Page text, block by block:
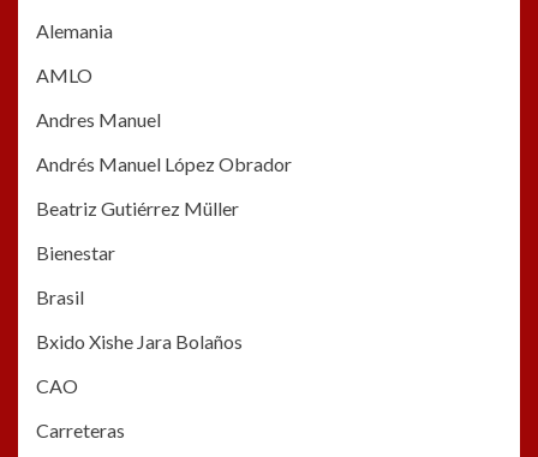
Alemania
AMLO
Andres Manuel
Andrés Manuel López Obrador
Beatriz Gutiérrez Müller
Bienestar
Brasil
Bxido Xishe Jara Bolaños
CAO
Carreteras